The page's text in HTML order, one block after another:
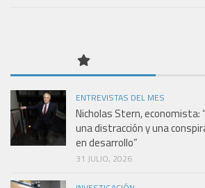
ENTREVISTAS DEL MES
Nicholas Stern, economista:
una distracción y una
en desarrollo”
31 JULIO, 2026